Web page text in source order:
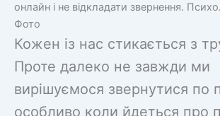
онлайн і не відкладати звернення.
Фото
Кожен із нас стикається з
Проте далеко не завжди ми
вирішуємося звернутися по
особливо коли йдеться про